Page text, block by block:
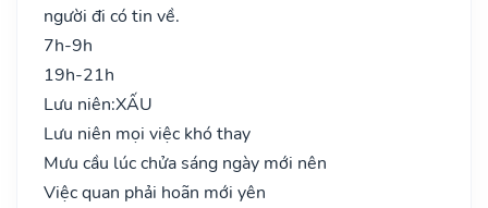
người đi có tin về.
7h-9h
19h-21h
Lưu niên:XẤU
Lưu niên mọi việc khó thay
Mưu cầu lúc chửa sáng ngày mới nên
Việc quan phải hoãn mới yên